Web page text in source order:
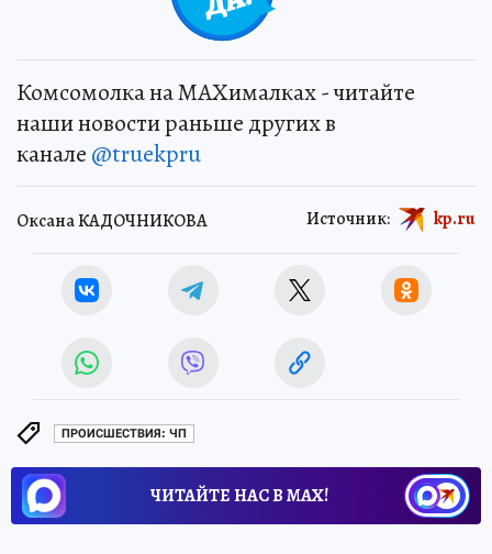
Комсомолка на MAXималках - читайте
наши новости раньше других в
канале @truekpru
Оксана КАДОЧНИКОВА Источник: kp.ru
ПРОИСШЕСТВИЯ: ЧП
ЧИТАЙТЕ НАС В МАХ!